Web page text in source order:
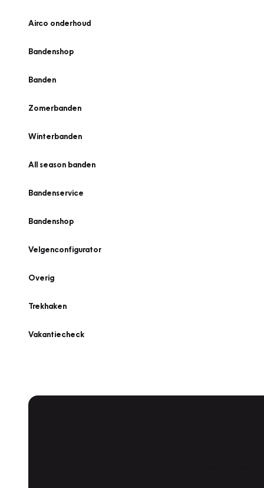
Airco onderhoud
Bandenshop
Banden
Zomerbanden
Winterbanden
All season banden
Bandenservice
Bandenshop
Velgenconfigurator
Overig
Trekhaken
Vakantiecheck